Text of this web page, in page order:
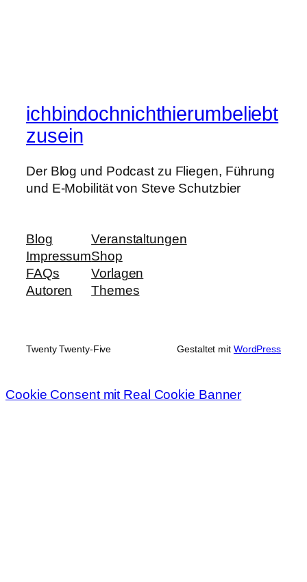
ichbindochnichthierumbeliebt
zusein
Der Blog und Podcast zu Fliegen, Führung
und E-Mobilität von Steve Schutzbier
Blog
Impressum
FAQs
Autoren
Veranstaltungen
Shop
Vorlagen
Themes
Twenty Twenty-Five Gestaltet mit WordPress
Cookie Consent mit Real Cookie Banner